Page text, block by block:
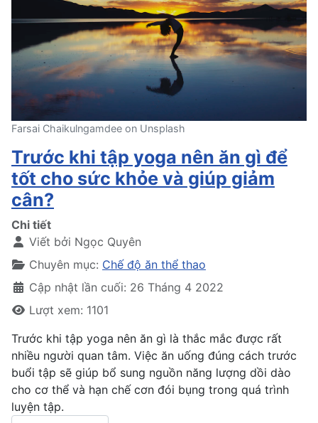
Farsai Chaikulngamdee on Unsplash
Trước khi tập yoga nên ăn gì để
tốt cho sức khỏe và giúp giảm
cân?
Chi tiết
Viết bởi Ngọc Quyên
Chuyên mục: Chế độ ăn thể thao
Cập nhật lần cuối: 26 Tháng 4 2022
Lượt xem: 1101
Trước khi tập yoga nên ăn gì là thắc mắc được rất
nhiều người quan tâm. Việc ăn uống đúng cách trước
buổi tập sẽ giúp bổ sung nguồn năng lượng dồi dào
cho cơ thể và hạn chế cơn đói bụng trong quá trình
luyện tập.